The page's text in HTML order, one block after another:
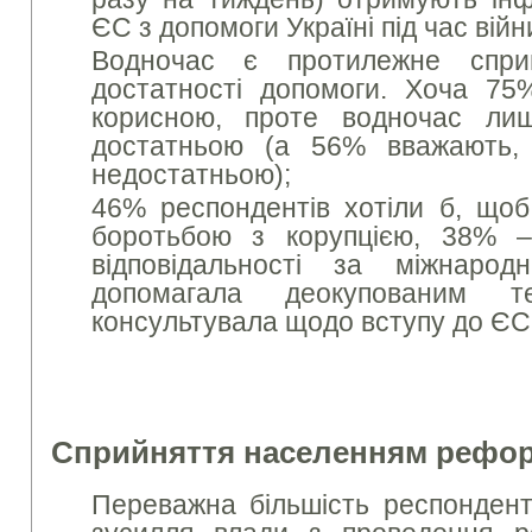
ЄС з допомоги Україні під час
Водночас є протилежне
достатності допомоги. Хоча
корисною, проте водночас
достатньою (а 56%
недостатньою);
46% респондентів хотіли б,
боротьбою з корупцією, 38%
відповідальності за
допомагала деокупованим
консультувала щодо вступу до
Сприйняття населенням
Переважна більшість